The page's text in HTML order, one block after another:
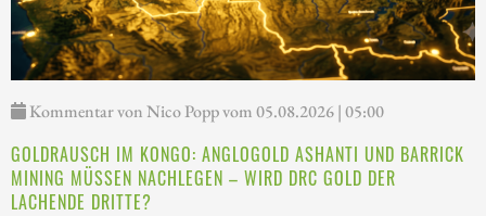
Kommentar von Nico Popp vom 05.08.2026 | 05:00
GOLDRAUSCH IM KONGO: ANGLOGOLD ASHANTI UND BARRICK
MINING MÜSSEN NACHLEGEN – WIRD DRC GOLD DER
LACHENDE DRITTE?